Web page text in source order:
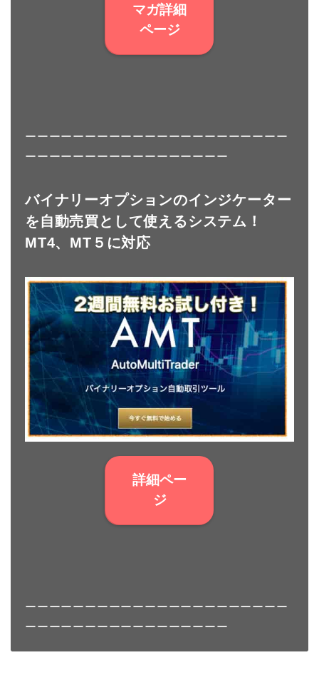
マガ詳細
ページ
ーーーーーーーーーーーーーーーーーーーーーー
ーーーーーーーーーーーーーーーーー
バイナリーオプションのインジケーター
を自動売買として使えるシステム！
MT4、MT５に対応
詳細ペー
ジ
ーーーーーーーーーーーーーーーーーーーーーー
ーーーーーーーーーーーーーーーーー